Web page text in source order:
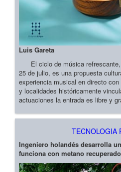
Luis Gareta
El ciclo de música refrescante,
25 de julio, es una propuesta
experiencia musical en directo
y localidades históricamente
actuaciones la entrada es libre y
TECNOLOGIA
Ingeniero holandés desarrolla
funciona con metano